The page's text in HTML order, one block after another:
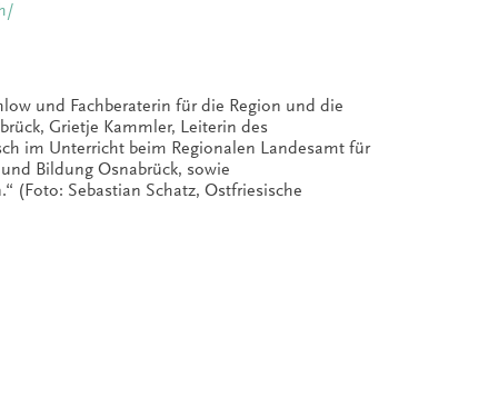
und Fachberaterin für die Region und die
Grietje Kammler, Leiterin des
im Unterricht beim Regionalen Landesamt für
Bildung Osnabrück, sowie
(Foto: Sebastian Schatz, Ostfriesische